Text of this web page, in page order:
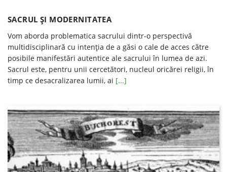
SACRUL ŞI MODERNITATEA
Vom aborda problematica sacrului dintr-o perspectivă
multidisciplinară cu intenția de a găsi o cale de acces către
posibile manifestări autentice ale sacrului în lumea de azi.
Sacrul este, pentru unii cercetători, nucleul oricărei religii, în
timp ce desacralizarea lumii, ai [...]